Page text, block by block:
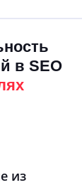
в SEO
из